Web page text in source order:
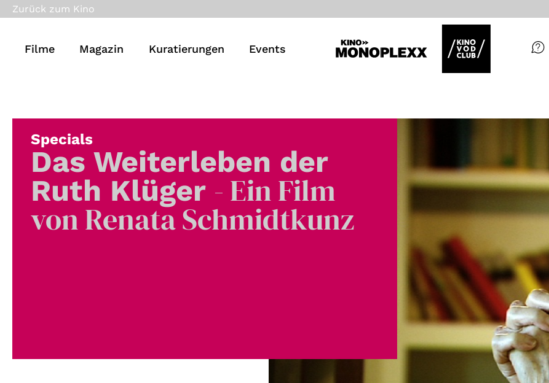
So geht’s
Filmpakete
Gutscheine
& Filmpässe
Account
Suche
Zurück zum Kino
Filme Magazin Kuratierungen Events
Specials
Das Weiterleben der
Ruth Klüger - Ein Film
von Renata Schmidtkunz